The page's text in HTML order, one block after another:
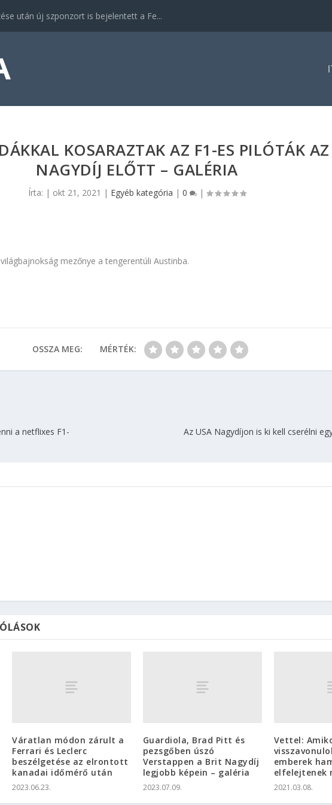
után új szponzort is bejelentett a Fe...
KOSARAZTAK AZ F1-ES PILÓTÁK
NAGYDÍJ ELŐTT – GALÉRIA
Írta: | okt 21, 2021 | Egyéb kategória | 0 |
mezőnye a tengerentúli Austinba.
OSSZA MEG: MÉRTÉK:
a netflixes F1-
Az USA Nagydíjon is ki kell cserélni
Váratlan módon zárult a
Ferrari és Leclerc
beszélgetése az elrontott
kanadai időmérő után
2023.06.23.
Guardiola, Brad Pitt és
pezsgőben úszó
Verstappen a Brit Nagydíj
legjobb képein – galéria
2023.07.09.
Vettel:
emberek
elfelejtenek
2021.03.08.